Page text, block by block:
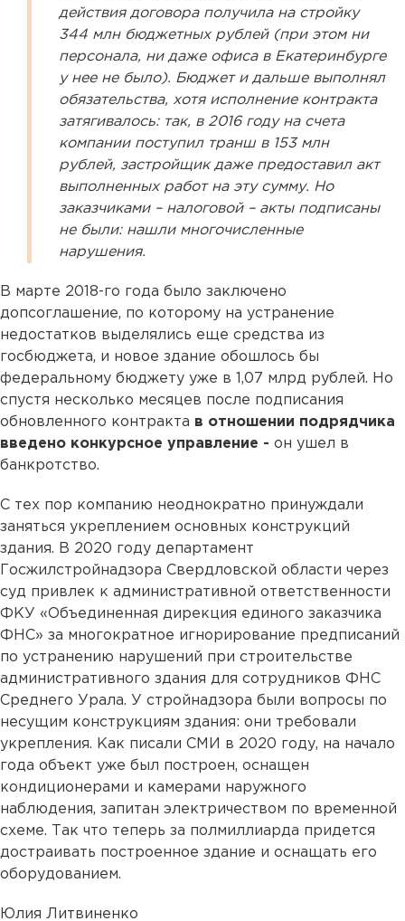
действия договора получила на стройку
344 млн бюджетных рублей (при этом ни
персонала, ни даже офиса в Екатеринбурге
у нее не было). Бюджет и дальше выполнял
обязательства, хотя исполнение контракта
затягивалось: так, в 2016 году на счета
компании поступил транш в 153 млн
рублей, застройщик даже предоставил акт
выполненных работ на эту сумму. Но
заказчиками – налоговой – акты подписаны
не были: нашли многочисленные
нарушения.
В марте 2018-го года было заключено
допсоглашение, по которому на устранение
недостатков выделялись еще средства из
госбюджета, и новое здание обошлось бы
федеральному бюджету уже в 1,07 млрд рублей. Но
спустя несколько месяцев после подписания
обновленного контракта в отношении подрядчика
введено конкурсное управление - он ушел в
банкротство.
С тех пор компанию неоднократно принуждали
заняться укреплением основных конструкций
здания. В 2020 году департамент
Госжилстройнадзора Свердловской области через
суд привлек к административной ответственности
ФКУ «Объединенная дирекция единого заказчика
ФНС» за многократное игнорирование предписаний
по устранению нарушений при строительстве
административного здания для сотрудников ФНС
Среднего Урала. У стройнадзора были вопросы по
несущим конструкциям здания: они требовали
укрепления. Как писали СМИ в 2020 году, на начало
года объект уже был построен, оснащен
кондиционерами и камерами наружного
наблюдения, запитан электричеством по временной
схеме. Так что теперь за полмиллиарда придется
достраивать построенное здание и оснащать его
оборудованием.
Юлия Литвиненко